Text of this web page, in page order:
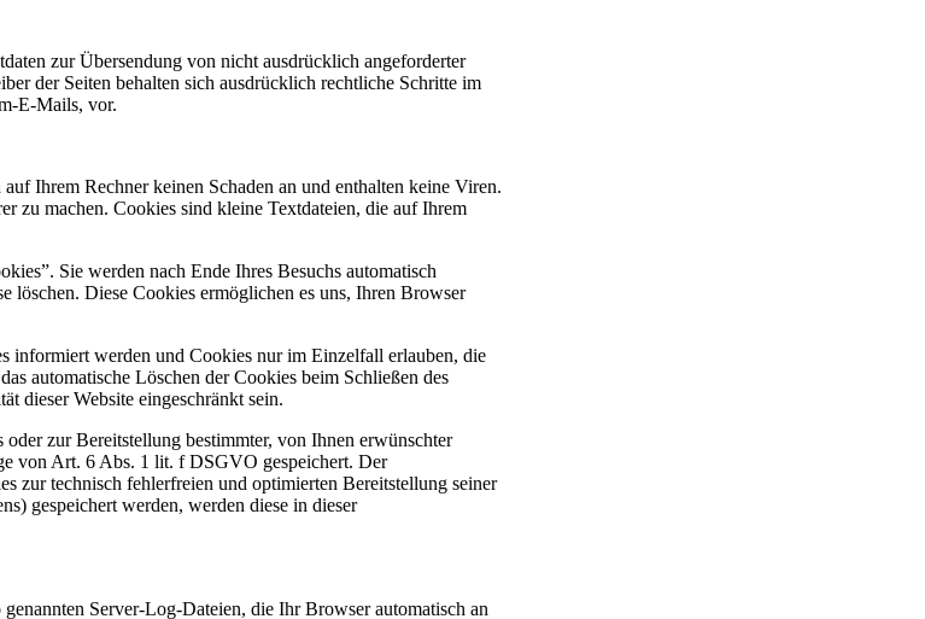
zur Übersendung von nicht ausdrücklich angeforderter
der Seiten behalten sich ausdrücklich rechtliche Schritte im
E-Mails, vor.
Ihrem Rechner keinen Schaden an und enthalten keine Viren.
zu machen. Cookies sind kleine Textdateien, die auf Ihrem
Sie werden nach Ende Ihres Besuchs automatisch
löschen. Diese Cookies ermöglichen es uns, Ihren Browser
informiert werden und Cookies nur im Einzelfall erlauben, die
automatische Löschen der Cookies beim Schließen des
dieser Website eingeschränkt sein.
zur Bereitstellung bestimmter, von Ihnen erwünschter
von Art. 6 Abs. 1 lit. f DSGVO gespeichert. Der
zur technisch fehlerfreien und optimierten Bereitstellung seiner
gespeichert werden, werden diese in dieser
Server-Log-Dateien, die Ihr Browser automatisch an